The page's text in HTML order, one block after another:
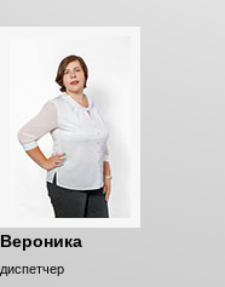
Вероника
диспетчер